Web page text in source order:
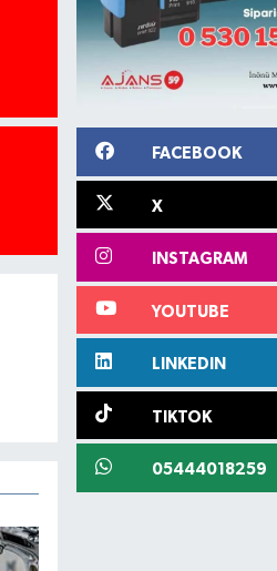
FACEBOOK
X
INSTAGRAM
YOUTUBE
LINKEDIN
TIKTOK
05444018259